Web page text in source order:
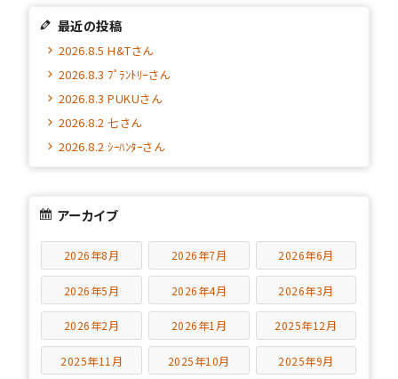
最近の投稿
2026.8.5 H&Tさん
2026.8.3 ﾌﾟﾗﾝﾄﾘｰさん
2026.8.3 PUKUさん
2026.8.2 七さん
2026.8.2 ｼｰﾊﾝﾀｰさん
アーカイブ
2026年8月 2026年7月 2026年6月
2026年5月 2026年4月 2026年3月
2026年2月 2026年1月 2025年12月
2025年11月 2025年10月 2025年9月